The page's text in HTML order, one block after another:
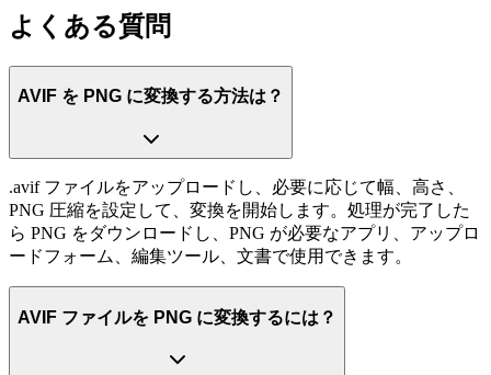
よくある質問
AVIF を PNG に変換する方法は？
.avif ファイルをアップロードし、必要に応じて幅、高さ、
PNG 圧縮を設定して、変換を開始します。処理が完了した
ら PNG をダウンロードし、PNG が必要なアプリ、アップロ
ードフォーム、編集ツール、文書で使用できます。
AVIF ファイルを PNG に変換するには？